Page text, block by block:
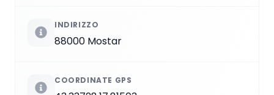
INDIRIZZO
88000 Mostar
COORDINATE GPS